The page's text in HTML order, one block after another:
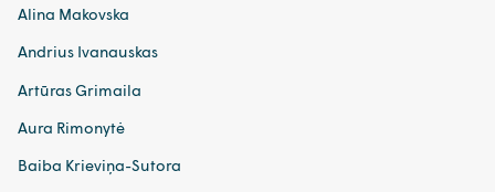
Alina Makovska
Andrius Ivanauskas
Artūras Grimaila
Aura Rimonytė
Baiba Krieviņa-Sutora